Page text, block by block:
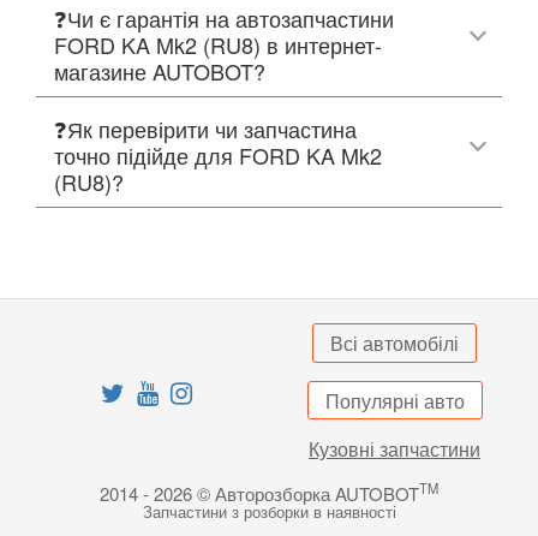
❓Чи є гарантія на автозапчастини
FORD KA Mk2 (RU8) в интернет-
магазине AUTOBOT?
❓Як перевірити чи запчастина
точно підійде для FORD KA Mk2
(RU8)?
Всі автомобілі
Популярні авто
Кузовні запчастини
2014 - 2026 © Авторозборка AUTOBOTTM
Запчастини з розборки в наявності